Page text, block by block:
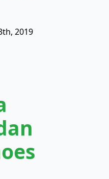
2019